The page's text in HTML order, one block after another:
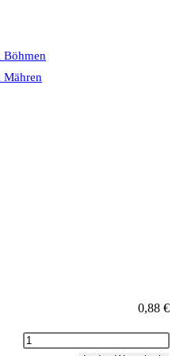
Böhmen
Mähren
0,88 €
Nr.751